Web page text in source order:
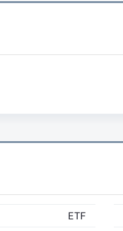
ETF